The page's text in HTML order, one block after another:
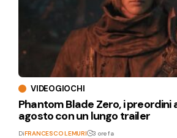
VIDEOGIOCHI
Phantom Blade Zero, i preordini
agosto con un lungo trailer
DiFRANCESCO LEMURI 3 ore fa